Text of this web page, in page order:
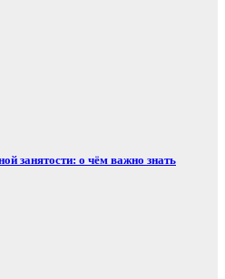
занятости: о чём важно знать